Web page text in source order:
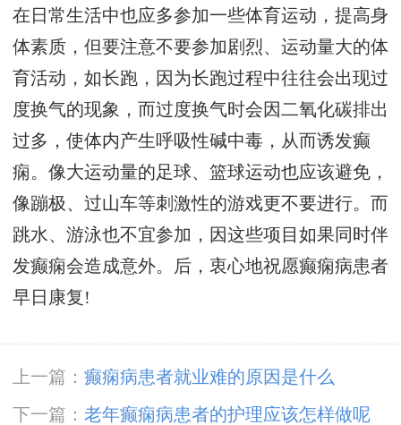
在日常生活中也应多参加一些体育运动，提高身
体素质，但要注意不要参加剧烈、运动量大的体
育活动，如长跑，因为长跑过程中往往会出现过
度换气的现象，而过度换气时会因二氧化碳排出
过多，使体内产生呼吸性碱中毒，从而诱发癫
痫。像大运动量的足球、篮球运动也应该避免，
像蹦极、过山车等刺激性的游戏更不要进行。而
跳水、游泳也不宜参加，因这些项目如果同时伴
发癫痫会造成意外。后，衷心地祝愿癫痫病患者
早日康复!
上一篇： 癫痫病患者就业难的原因是什么
下一篇： 老年癫痫病患者的护理应该怎样做呢